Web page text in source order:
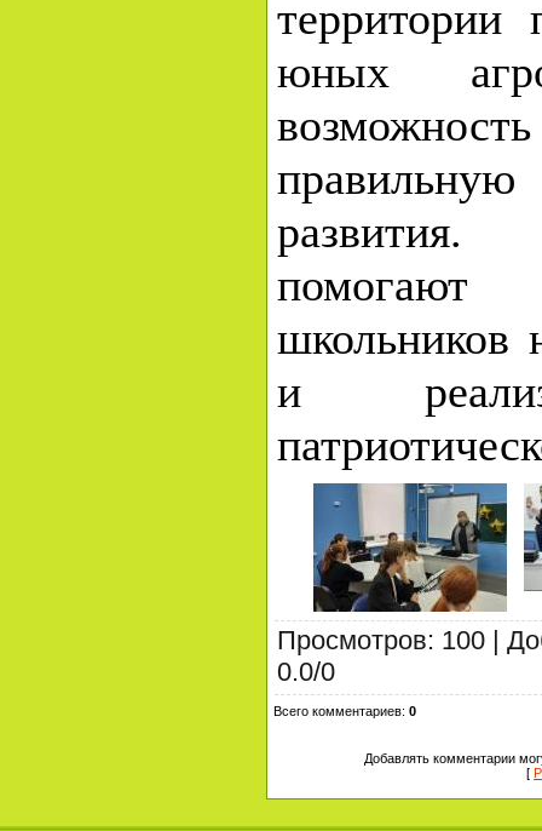
юных
развития.
помогают
школьников
и
Просмотров: 100 |
0.0/0
Всего комментариев: 0
Добавлять комментарии
[